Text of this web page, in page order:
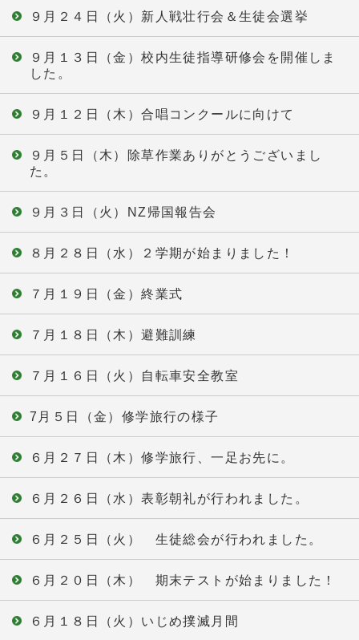
９月２４日（火）新人戦壮行会＆生徒会選挙
９月１３日（金）校内生徒指導研修会を開催しま
した。
９月１２日（木）合唱コンクールに向けて
９月５日（木）除草作業ありがとうございまし
た。
９月３日（火）NZ帰国報告会
８月２８日（水）２学期が始まりました！
７月１９日（金）終業式
７月１８日（木）避難訓練
７月１６日（火）自転車安全教室
7月５日（金）修学旅行の様子
６月２７日（木）修学旅行、一足お先に。
６月２６日（水）表彰朝礼が行われました。
６月２５日（火） 生徒総会が行われました。
６月２０日（木） 期末テストが始まりました！
６月１８日（火）いじめ撲滅月間